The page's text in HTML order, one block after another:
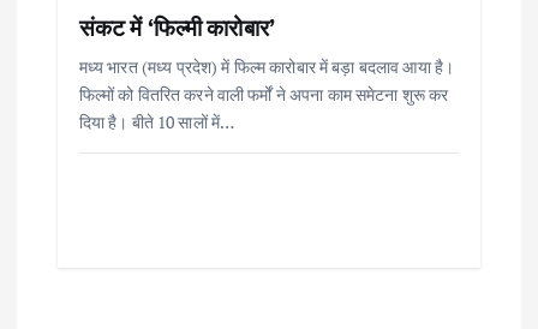
संकट में ‘फिल्मी कारोबार’
मध्य भारत (मध्य प्रदेश) में फिल्म कारोबार में बड़ा बदलाव आया है।
फिल्मों को वितरित करने वाली फर्मों ने अपना काम समेटना शुरू कर
दिया है। बीते 10 सालों में…